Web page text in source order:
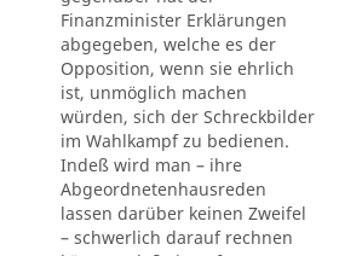
Finanzminister Erklärungen
abgegeben, welche es der
Opposition, wenn sie ehrlich
ist, unmöglich machen
würden, sich der Schreckbilder
im Wahlkampf zu bedienen.
Indeß wird man – ihre
Abgeordnetenhausreden
lassen darüber keinen Zweifel
– schwerlich darauf rechnen